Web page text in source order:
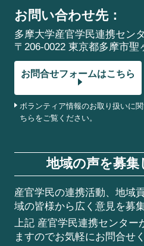
お問い合わせ先：
多摩大学産官学民連携セン
〒206-0022 東京都多摩市聖
お問合せフォームはこちら
ボランティア情報のお取り扱いに
ちらをご覧ください。
地域の声を募集
産官学民の連携活動、地域
域の皆様から広く意見を募
上記 産官学民連携センター
ますのでお気軽にお問合せ